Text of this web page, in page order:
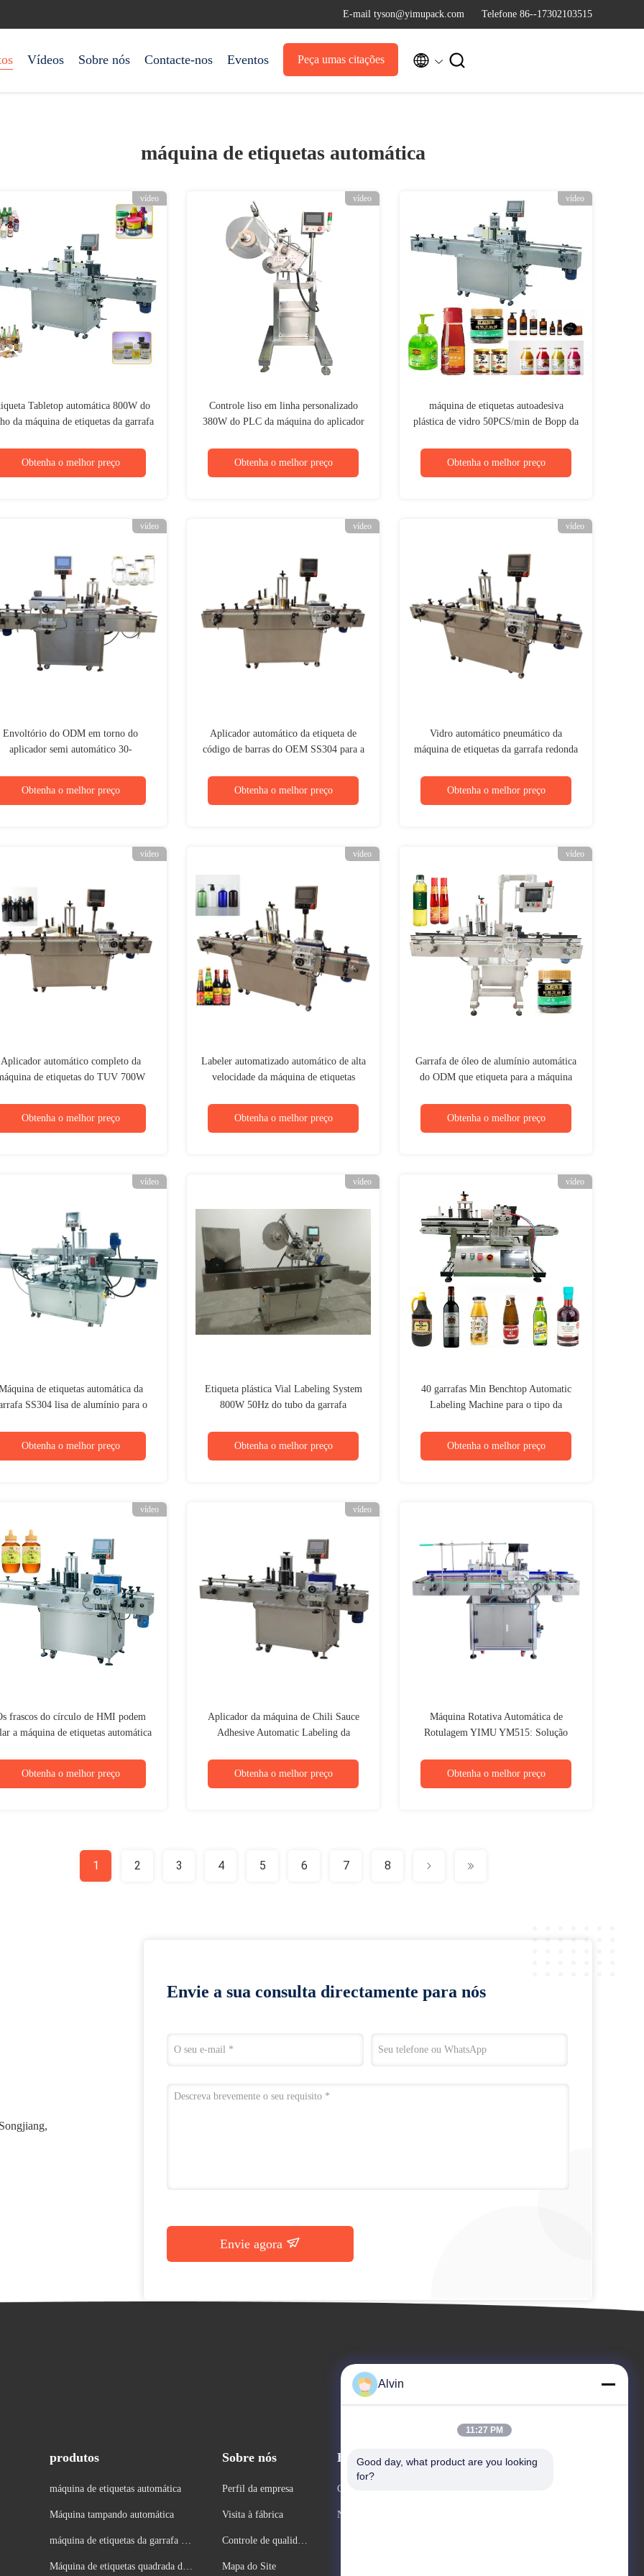
E-mail tyson@yimupack.com Telefone 86--17302103515
Vídeos Sobre nós Contacte-nos Eventos Peça umas citações  
máquina de etiquetas automática
vídeo
Tabletop automática 800W do
da máquina de etiquetas da garrafa
Obtenha o melhor preço
vídeo
Controle liso em linha personalizado
380W do PLC da máquina do aplicador
Obtenha o melhor preço
vídeo
máquina de etiquetas autoadesiva
plástica de vidro 50PCS/min de Bopp da
Obtenha o melhor preço
vídeo
Envoltório do ODM em torno do
aplicador semi automático 30-
Obtenha o melhor preço
vídeo
Aplicador automático da etiqueta de
código de barras do OEM SS304 para a
Obtenha o melhor preço
vídeo
Vidro automático pneumático da
máquina de etiquetas da garrafa redonda
Obtenha o melhor preço
vídeo
Aplicador automático completo da
de etiquetas do TUV 700W
Obtenha o melhor preço
vídeo
Labeler automatizado automático de alta
velocidade da máquina de etiquetas
Obtenha o melhor preço
vídeo
Garrafa de óleo de alumínio automática
do ODM que etiqueta para a máquina
Obtenha o melhor preço
vídeo
de etiquetas automática da
SS304 lisa de alumínio para o
Obtenha o melhor preço
vídeo
Etiqueta plástica Vial Labeling System
800W 50Hz do tubo da garrafa
Obtenha o melhor preço
vídeo
40 garrafas Min Benchtop Automatic
Labeling Machine para o tipo da
Obtenha o melhor preço
vídeo
frascos do círculo de HMI podem
a máquina de etiquetas automática
Obtenha o melhor preço
vídeo
Aplicador da máquina de Chili Sauce
Adhesive Automatic Labeling da
Obtenha o melhor preço
Máquina Rotativa Automática de
Rotulagem YIMU YM515: Solução
Obtenha o melhor preço
1 2 3 4 5 6 7 8
Envie a sua consulta directamente para nós
Envie agora
produtos
máquina de etiquetas automática
Máquina tampando automática
máquina de etiquetas da garrafa re
Máquina de etiquetas quadrada da
Sobre nós
Perfil da empresa
Visita à fábrica
Controle de qualidad
Mapa do Site
Eventos
Casos
Notícias
Peça umas citações
Alvin
11:27 PM
Good day, what product are you looking
for?